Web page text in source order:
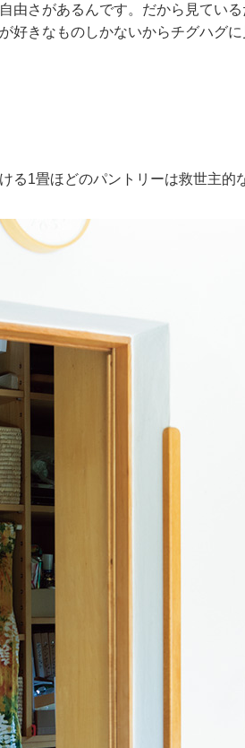
由さがあるんです。だから見てい
好きなものしかないからチグハグ
る1畳ほどのパントリーは救世主的